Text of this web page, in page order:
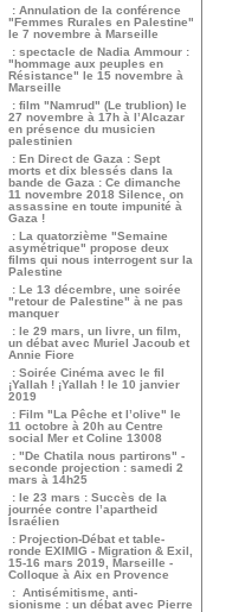
: Annulation de la conférence
"Femmes Rurales en Palestine"
le 7 novembre à Marseille
: spectacle de Nadia Ammour :
"hommage aux peuples en
Résistance" le 15 novembre à
Marseille
: film "Namrud" (Le trublion) le
27 novembre à 17h à l’Alcazar
en présence du musicien
palestinien
: En Direct de Gaza : Sept
morts et dix blessés dans la
bande de Gaza : Ce dimanche
11 novembre 2018 Silence, on
assassine en toute impunité à
Gaza !
: La quatorzième "Semaine
asymétrique" propose deux
films qui nous interrogent sur la
Palestine
: Le 13 décembre, une soirée
"retour de Palestine" à ne pas
manquer
: le 29 mars, un livre, un film,
un débat avec Muriel Jacoub et
Annie Fiore
: Soirée Cinéma avec le fil
¡Yallah ! ¡Yallah ! le 10 janvier
2019
: Film "La Pêche et l’olive" le
11 octobre à 20h au Centre
social Mer et Coline 13008
: "De Chatila nous partirons" -
seconde projection : samedi 2
mars à 14h25
: le 23 mars : Succès de la
journée contre l’apartheid
Israélien
: Projection-Débat et table-
ronde EXIMIG - Migration & Exil,
15-16 mars 2019, Marseille -
Colloque à Aix en Provence
: Antisémitisme, anti-
sionisme : un débat avec Pierre